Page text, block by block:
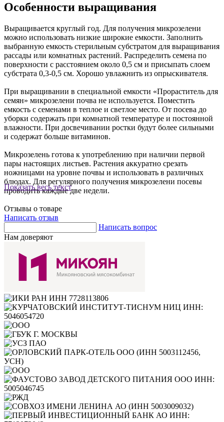
Показать весь текст
Особенности выращивания
Выращивается круглый год. Для получения микрозелени
можно использовать низкие широкие емкости. Заполнить
выбранную емкость стерильным субстратом для выращивания
рассады или комнатных растений. Распределить семена по
поверхности с расстоянием около 0,5 см и присыпать слоем
субстрата 0,3-0,5 см. Хорошо увлажнить из опрыскивателя.
При выращивании в специальной емкости «Прораститель для
семян» микрозелени почва не используется. Поместить
емкость с семенами в теплое и светлое место. От посева до
уборки содержать при комнатной температуре и постоянной
влажности. При досвечивании ростки будут более сильными
и содержат больше витаминов.
Микрозелень готова к употреблению при наличии первой
пары настоящих листьев. Растения аккуратно срезать
ножницами на уровне почвы и использовать в различных
блюдах. Для регулярного получения микрозелени посевы
проводить каждые две недели.
Отзывы о товаре
Написать отзыв
Написать вопрос
Нам доверяют